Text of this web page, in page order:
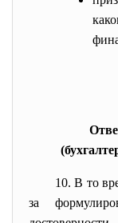
10. В то
за